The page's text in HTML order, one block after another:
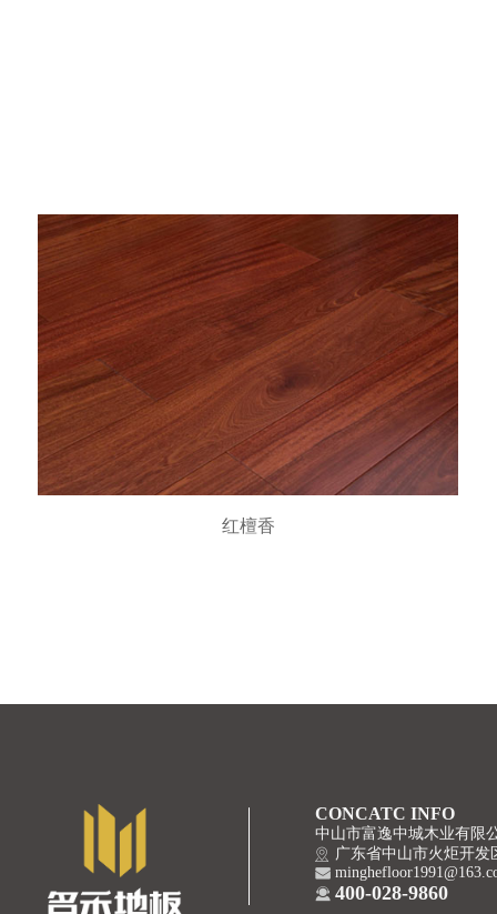
红檀香
CONCATC INFO
中山市富逸中城木业有限
广东省中山市火炬开发
400-028-9860